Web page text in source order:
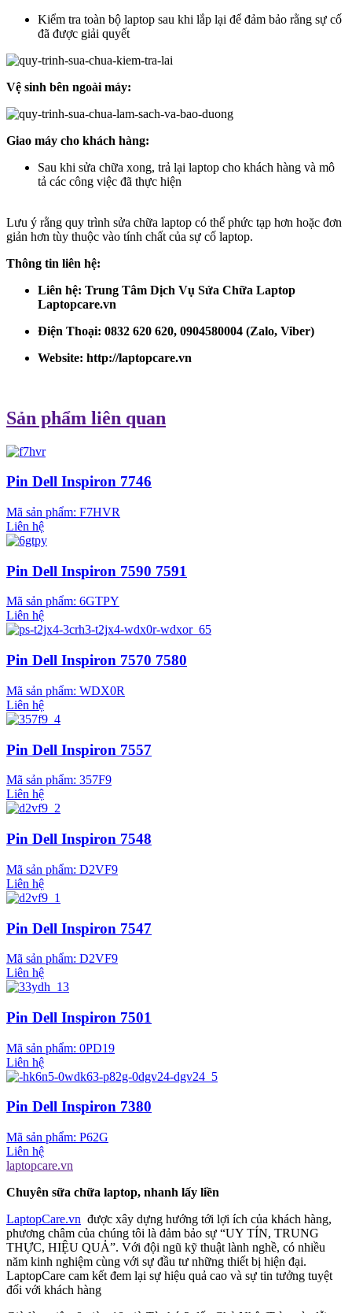
Kiểm tra toàn bộ laptop sau khi lắp lại để đảm bảo rằng sự cố
đã được giải quyết
Vệ sinh bên ngoài máy:
Giao máy cho khách hàng:
Sau khi sửa chữa xong, trả lại laptop cho khách hàng và mô
tả các công việc đã thực hiện
Lưu ý rằng quy trình sửa chữa laptop có thể phức tạp hơn hoặc đơn
giản hơn tùy thuộc vào tính chất của sự cố laptop.
Thông tin liên hệ:
Liên hệ: Trung Tâm Dịch Vụ Sửa Chữa Laptop
Laptopcare.vn
Điện Thoại: 0832 620 620, 0904580004 (Zalo, Viber)
Website: http://laptopcare.vn
Sản phẩm liên quan
Pin Dell Inspiron 7746
Mã sản phẩm: F7HVR
Liên hệ
Pin Dell Inspiron 7590 7591
Mã sản phẩm: 6GTPY
Liên hệ
Pin Dell Inspiron 7570 7580
Mã sản phẩm: WDX0R
Liên hệ
Pin Dell Inspiron 7557
Mã sản phẩm: 357F9
Liên hệ
Pin Dell Inspiron 7548
Mã sản phẩm: D2VF9
Liên hệ
Pin Dell Inspiron 7547
Mã sản phẩm: D2VF9
Liên hệ
Pin Dell Inspiron 7501
Mã sản phẩm: 0PD19
Liên hệ
Pin Dell Inspiron 7380
Mã sản phẩm: P62G
Liên hệ
laptopcare.vn
Chuyên sữa chữa laptop, nhanh lấy liền
LaptopCare.vn được xây dựng hướng tới lợi ích của khách hàng,
phương châm của chúng tôi là đảm bảo sự “UY TÍN, TRUNG
THỰC, HIỆU QUẢ”. Với đội ngũ kỹ thuật lành nghề, có nhiều
năm kinh nghiệm cùng với sự đầu tư những thiết bị hiện đại.
LaptopCare cam kết đem lại sự hiệu quả cao và sự tin tưởng tuyệt
đối với khách hàng